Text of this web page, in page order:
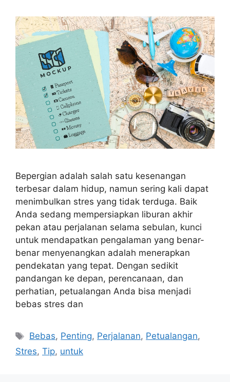
Bepergian adalah salah satu kesenangan
terbesar dalam hidup, namun sering kali dapat
menimbulkan stres yang tidak terduga. Baik
Anda sedang mempersiapkan liburan akhir
pekan atau perjalanan selama sebulan, kunci
untuk mendapatkan pengalaman yang benar-
benar menyenangkan adalah menerapkan
pendekatan yang tepat. Dengan sedikit
pandangan ke depan, perencanaan, dan
perhatian, petualangan Anda bisa menjadi
bebas stres dan
Tags
Bebas, Penting, Perjalanan, Petualangan,
Stres, Tip, untuk